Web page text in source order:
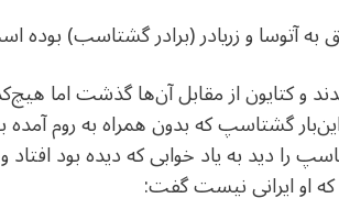
آتوسا و زریادر (برادر گشتاسب) بوده
کتایون از مقابل آن‌ها گذشت اما
گشتاسپ که بدون همراه به روم آمده
را دید به یاد خوابی که دیده بود
او ایرانی نیست گفت: